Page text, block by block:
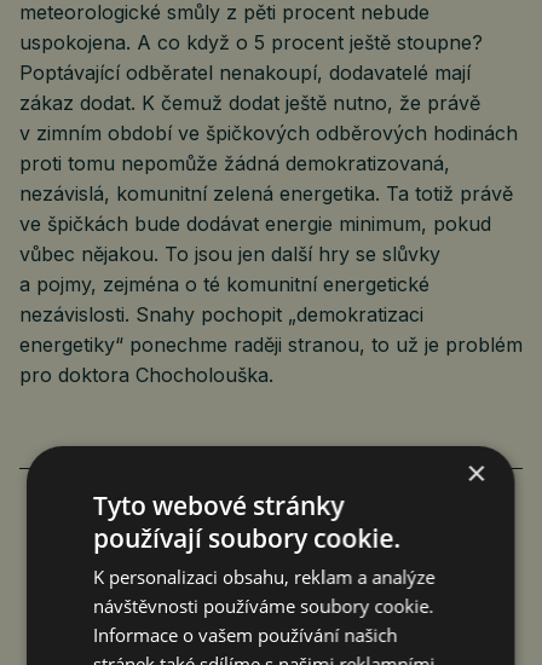
meteorologické smůly z pěti procent nebude
uspokojena. A co když o 5 procent ještě stoupne?
Poptávající odběratel nenakoupí, dodavatelé mají
zákaz dodat. K čemuž dodat ještě nutno, že právě
v zimním období ve špičkových odběrových hodinách
proti tomu nepomůže žádná demokratizovaná,
nezávislá, komunitní zelená energetika. Ta totiž právě
ve špičkách bude dodávat energie minimum, pokud
vůbec nějakou. To jsou jen další hry se slůvky
a pojmy, zejména o té komunitní energetické
nezávislosti. Snahy pochopit „demokratizaci
energetiky“ ponechme raději stranou, to už je problém
pro doktora Chocholouška.
×
Tyto webové stránky
používají soubory cookie.
K personalizaci obsahu, reklam a analýze
návštěvnosti používáme soubory cookie.
Informace o vašem používání našich